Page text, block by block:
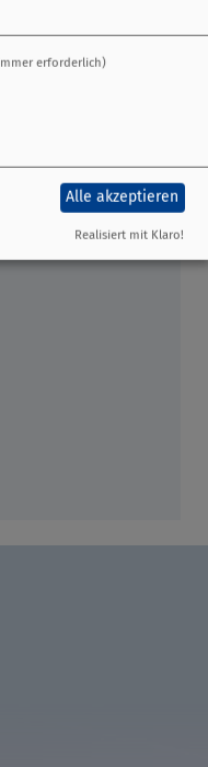
Weine, Destillate,
Imbisse und
erforderlich)
Alle akzeptieren
Realisiert mit Klaro!